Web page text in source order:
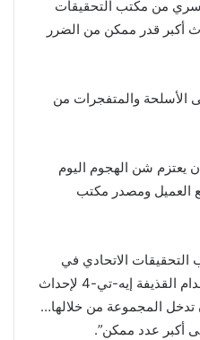
سري من مكتب التحقيقات
أكبر قدر ممكن من الضرر
والمتفجرات من
يعتزم شن الهجوم اليوم
العميل ومصدر مكتب
التحقيقات الاتحادي في
شهادة “لقد وصف خطته باستخدام القذيفة إيه-تي-4 لإحداث
تدخل المجموعة من خلالها…
أكبر عدد ممكن”.